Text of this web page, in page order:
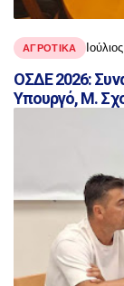
ΑΓΡΟΤΙΚΑ
ΟΣΔΕ 2026:
Υπουργό, Μ.